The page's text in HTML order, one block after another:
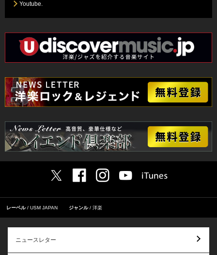
Youtube.
レーベル USM JAPAN ジャンル 洋楽
ニュースレター